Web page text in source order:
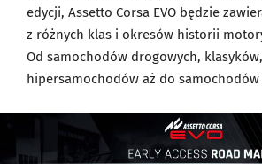
edycji, Assetto Corsa EVO będzie
z różnych klas i okresów historii
Od samochodów drogowych, klasyków,
hipersamochodów aż do samochodów